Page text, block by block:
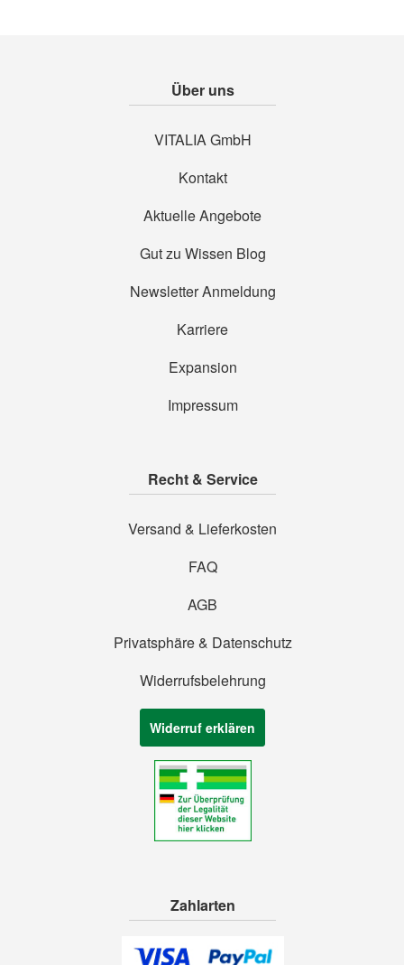
Über uns
VITALIA GmbH
Kontakt
Aktuelle Angebote
Gut zu Wissen Blog
Newsletter Anmeldung
Karriere
Expansion
Impressum
Recht & Service
Versand & Lieferkosten
FAQ
AGB
Privatsphäre & Datenschutz
Widerrufsbelehrung
Widerruf erklären
Zahlarten